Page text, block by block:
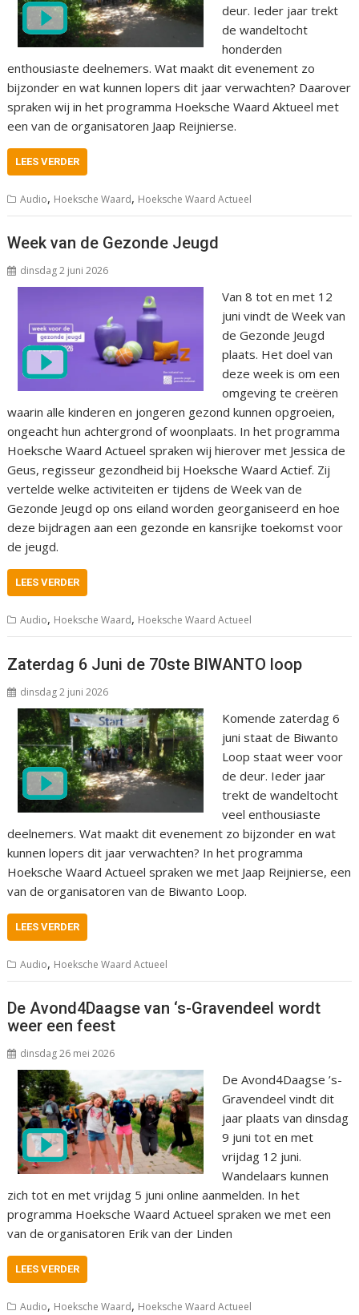
deur. Ieder jaar trekt
de wandeltocht
honderden
enthousiaste deelnemers. Wat maakt dit evenement zo
bijzonder en wat kunnen lopers dit jaar verwachten? Daarover
spraken wij in het programma Hoeksche Waard Aktueel met
een van de organisatoren Jaap Reijnierse.
LEES VERDER
Audio, Hoeksche Waard, Hoeksche Waard Actueel
Week van de Gezonde Jeugd
dinsdag 2 juni 2026
Van 8 tot en met 12
juni vindt de Week van
de Gezonde Jeugd
plaats. Het doel van
deze week is om een
omgeving te creëren
waarin alle kinderen en jongeren gezond kunnen opgroeien,
ongeacht hun achtergrond of woonplaats. In het programma
Hoeksche Waard Actueel spraken wij hierover met Jessica de
Geus, regisseur gezondheid bij Hoeksche Waard Actief. Zij
vertelde welke activiteiten er tijdens de Week van de
Gezonde Jeugd op ons eiland worden georganiseerd en hoe
deze bijdragen aan een gezonde en kansrijke toekomst voor
de jeugd.
LEES VERDER
Audio, Hoeksche Waard, Hoeksche Waard Actueel
Zaterdag 6 Juni de 70ste BIWANTO loop
dinsdag 2 juni 2026
Komende zaterdag 6
juni staat de Biwanto
Loop staat weer voor
de deur. Ieder jaar
trekt de wandeltocht
veel enthousiaste
deelnemers. Wat maakt dit evenement zo bijzonder en wat
kunnen lopers dit jaar verwachten? In het programma
Hoeksche Waard Actueel spraken we met Jaap Reijnierse, een
van de organisatoren van de Biwanto Loop.
LEES VERDER
Audio, Hoeksche Waard Actueel
De Avond4Daagse van ‘s-Gravendeel wordt
weer een feest
dinsdag 26 mei 2026
De Avond4Daagse ’s-
Gravendeel vindt dit
jaar plaats van dinsdag
9 juni tot en met
vrijdag 12 juni.
Wandelaars kunnen
zich tot en met vrijdag 5 juni online aanmelden. In het
programma Hoeksche Waard Actueel spraken we met een
van de organisatoren Erik van der Linden
LEES VERDER
Audio, Hoeksche Waard, Hoeksche Waard Actueel